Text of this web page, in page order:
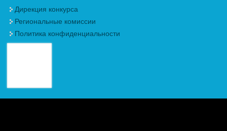
Дирекция конкурса
Региональные комиссии
Политика конфиденциальности